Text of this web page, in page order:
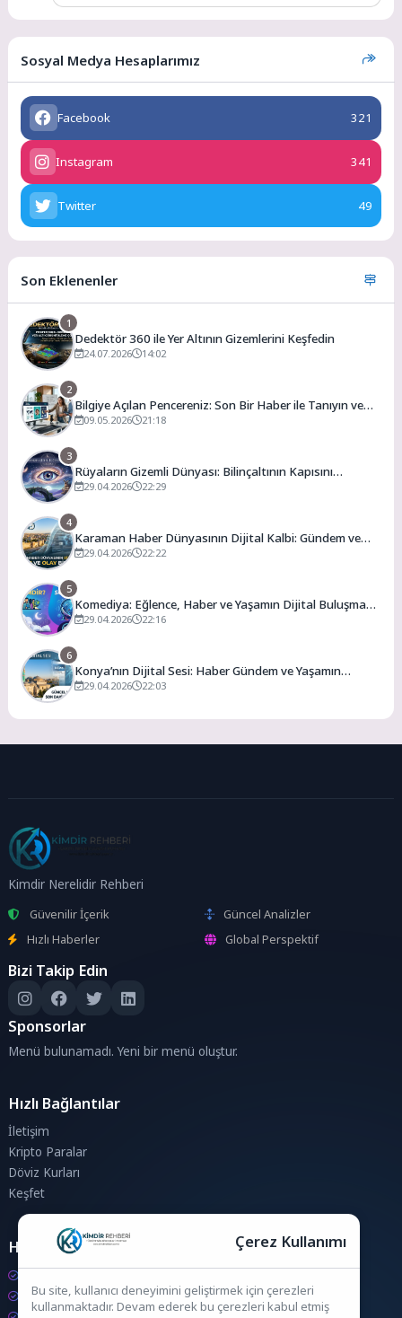
Sosyal Medya Hesaplarımız
Facebook 321
Instagram 341
Twitter 49
Son Eklenenler
1
Dedektör 360 ile Yer Altının Gizemlerini Keşfedin
24.07.2026 14:02
2
Bilgiye Açılan Pencereniz: Son Bir Haber ile Tanıyın ve
Keşfedin
09.05.2026 21:18
3
Rüyaların Gizemli Dünyası: Bilinçaltının Kapısını
Aralamak
29.04.2026 22:29
4
Karaman Haber Dünyasının Dijital Kalbi: Gündem ve
Olay
29.04.2026 22:22
5
Komediya: Eğlence, Haber ve Yaşamın Dijital Buluşma
Noktası
29.04.2026 22:16
6
Konya’nın Dijital Sesi: Haber Gündem ve Yaşamın
Merkezi
29.04.2026 22:03
Kimdir Nerelidir Rehberi
Güvenilir İçerik
Güncel Analizler
Hızlı Haberler
Global Perspektif
Bizi Takip Edin
Sponsorlar
Menü bulunamadı. Yeni bir menü oluştur.
Hızlı Bağlantılar
İletişim
Kripto Paralar
Döviz Kurları
Keşfet
Hesaplamalar
Döviz Hesaplama
Çerez Kullanımı
Bu site, kullanıcı deneyimini geliştirmek için çerezleri
kullanmaktadır. Devam ederek bu çerezleri kabul etmiş